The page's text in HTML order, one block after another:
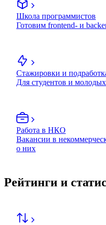
Школа программистов
Готовим frontend- и
Стажировки и
Для студентов и
Работа в НКО
Вакансии в
о них
Рейтинги и